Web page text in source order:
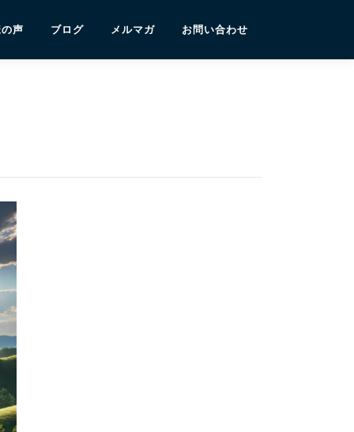
声 ブログ メルマガ お問い合わせ